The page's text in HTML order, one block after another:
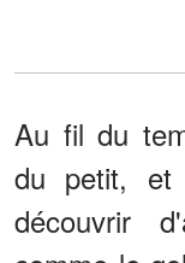
Au fil du
du petit, et
découvrir